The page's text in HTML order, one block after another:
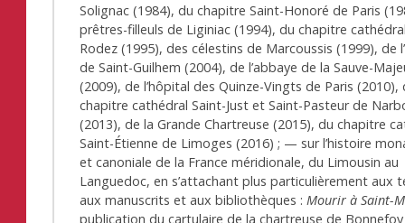
Solignac (1984), du chapitre Saint-Honoré de Paris
prêtres-filleuls de Liginiac (1994), du chapitre
Rodez (1995), des célestins de Marcoussis (1999), de
de Saint-Guilhem (2004), de l’abbaye de la Sauve-
(2009), de l’hôpital des Quinze-Vingts de Paris (2010),
chapitre cathédral Saint-Just et Saint-Pasteur de
(2013), de la Grande Chartreuse (2015), du chapitre
Saint-Étienne de Limoges (2016) ; — sur l’histoire
et canoniale de la France méridionale, du Limousin au
Languedoc, en s’attachant plus particulièrement aux
aux manuscrits et aux bibliothèques : Mourir à Saint-
publication du cartulaire de la chartreuse de